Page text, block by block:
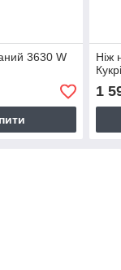
3630 W
Ніж
1